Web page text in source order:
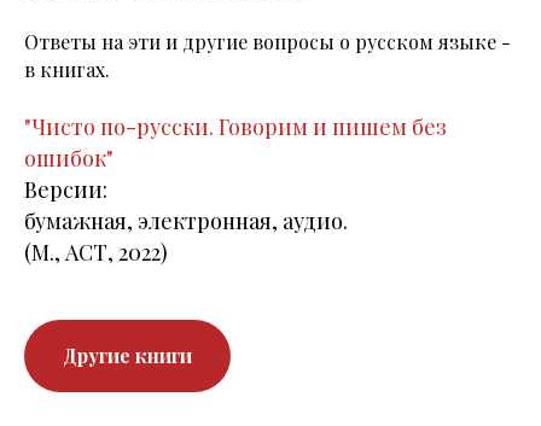
Ответы на эти и другие вопросы о русском языке -
в книгах.
"Чисто по-русски. Говорим и пишем без
ошибок"
Версии:
бумажная, электронная, аудио.
(М., АСТ, 2022)
Другие книги